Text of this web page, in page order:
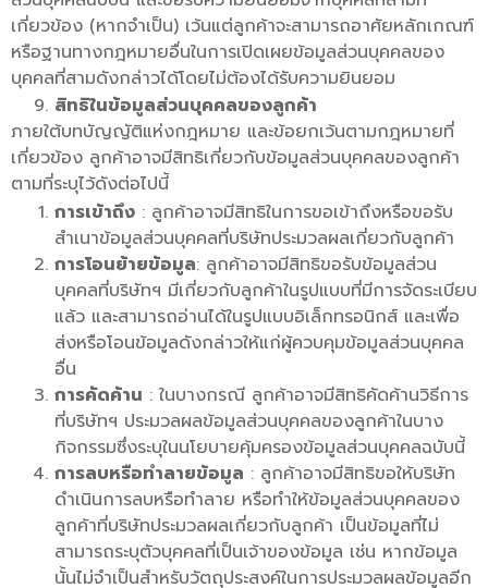
เกี่ยวข้อง (หากจำเป็น) เว้นแต่ลูกค้าจะสามารถอาศัยหลักเกณฑ์
หรือฐานทางกฎหมายอื่นในการเปิดเผยข้อมูลส่วนบุคคลของ
บุคคลที่สามดังกล่าวได้โดยไม่ต้องได้รับความยินยอม
สิทธิในข้อมูลส่วนบุคคลของลูกค้า
ภายใต้บทบัญญัติแห่งกฎหมาย และข้อยกเว้นตามกฎหมายที่
เกี่ยวข้อง ลูกค้าอาจมีสิทธิเกี่ยวกับข้อมูลส่วนบุคคลของลูกค้า
ตามที่ระบุไว้ดังต่อไปนี้
การเข้าถึง : ลูกค้าอาจมีสิทธิในการขอเข้าถึงหรือขอรับ
สำเนาข้อมูลส่วนบุคคลที่บริษัทประมวลผลเกี่ยวกับลูกค้า
การโอนย้ายข้อมูล: ลูกค้าอาจมีสิทธิขอรับข้อมูลส่วน
บุคคลที่บริษัทฯ มีเกี่ยวกับลูกค้าในรูปแบบที่มีการจัดระเบียบ
แล้ว และสามารถอ่านได้ในรูปแบบอิเล็กทรอนิกส์ และเพื่อ
ส่งหรือโอนข้อมูลดังกล่าวให้แก่ผู้ควบคุมข้อมูลส่วนบุคคล
อื่น
การคัดค้าน : ในบางกรณี ลูกค้าอาจมีสิทธิคัดค้านวิธีการ
ที่บริษัทฯ ประมวลผลข้อมูลส่วนบุคคลของลูกค้าในบาง
กิจกรรมซึ่งระบุในนโยบายคุ้มครองข้อมูลส่วนบุคคลฉบับนี้
การลบหรือทำลายข้อมูล : ลูกค้าอาจมีสิทธิขอให้บริษัท
ดำเนินการลบหรือทำลาย หรือทำให้ข้อมูลส่วนบุคคลของ
ลูกค้าที่บริษัทประมวลผลเกี่ยวกับลูกค้า เป็นข้อมูลที่ไม่
สามารถระบุตัวบุคคลที่เป็นเจ้าของข้อมูล เช่น หากข้อมูล
นั้นไม่จำเป็นสำหรับวัตถุประสงค์ในการประมวลผลข้อมูลอีก